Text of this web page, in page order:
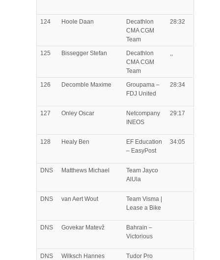
124 Hoole Daan
Decathlon
CMA CGM
Team
28:32
125 Bissegger Stefan
Decathlon
CMA CGM
Team
,,
126 Decomble Maxime
Groupama –
FDJ United
28:34
127 Onley Oscar
Netcompany
INEOS
29:17
128 Healy Ben
EF Education
– EasyPost
34:05
DNS Matthews Michael
Team Jayco
AlUla
DNS van AertWout
Team Visma |
Lease a Bike
DNS Govekar Matevž
Bahrain –
Victorious
DNS Wilksch Hannes
Tudor Pro